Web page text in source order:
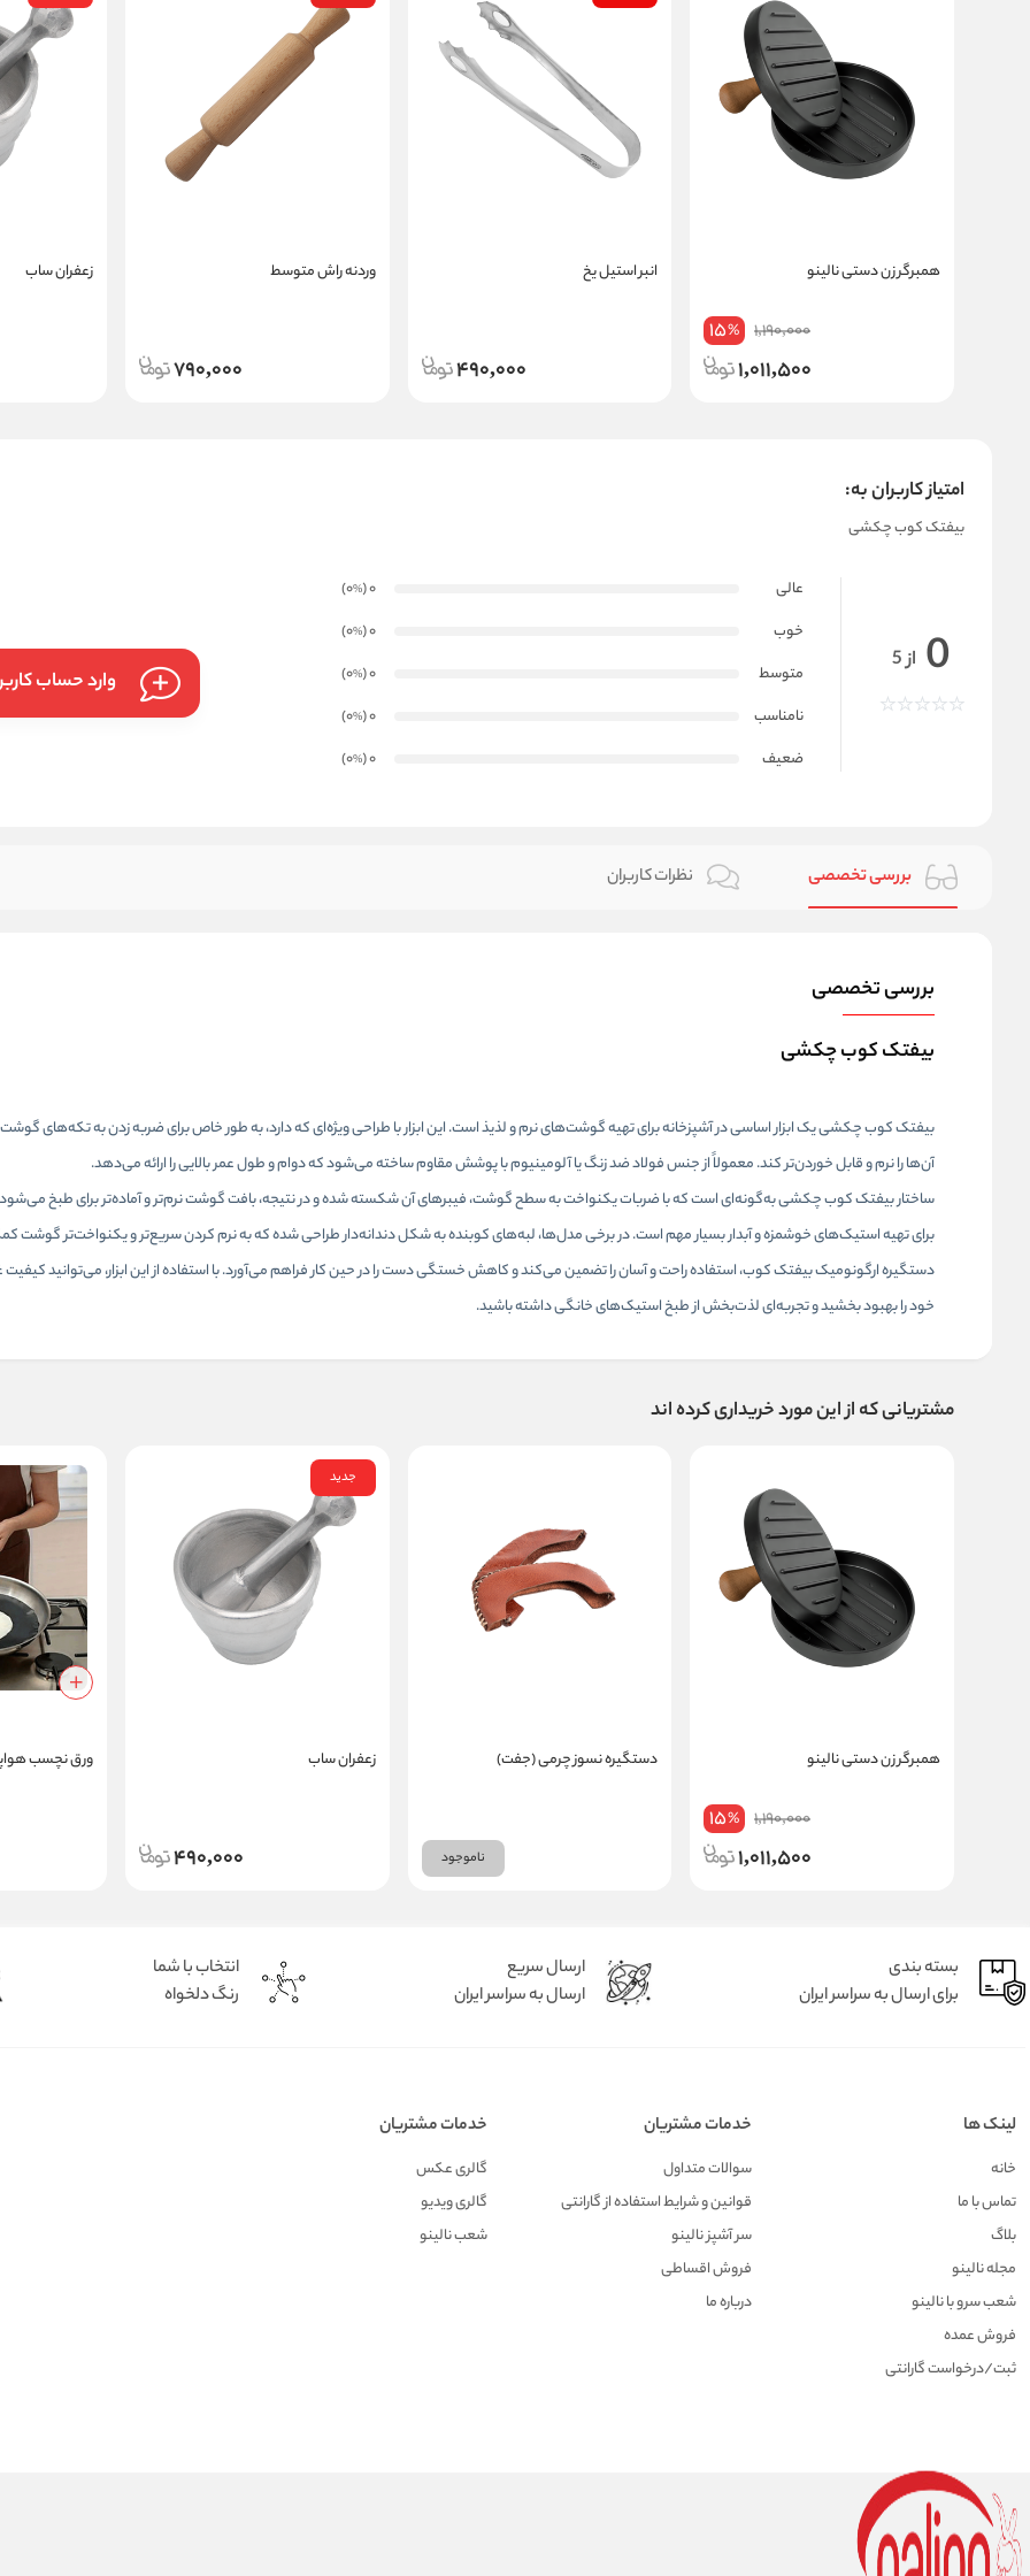
همبرگر زن دستی نالینو
1,190,000
15%
1,011,500
انبر استیل یخ
490,000
وردنه راش متوسط
790,000
زعفران ساب
امتیاز کاربران به:
بیفتک کوب چکشی
0 از 5
عالی 0
(0
%
)
خوب
0
(0
%
)
متوسط
0
(0
%
)
نامناسب
0
(0
%
)
ضعیف
0
(0
%
)
وارد حساب
بررسی تخصصی نظرات کاربران
بررسی تخصصی
بیفتک کوب چکشی
بیفتک کوب چکشی یک ابزار اساسی در آشپزخانه برای تهیه گوشت‌های نرم و لذیذ است. این ابزار با طراحی ویژه‌ای که دارد، به طور خاص برای ضربه زدن به تکه‌های
آن‌ها را نرم و قابل خوردن‌تر کند. معمولاً از جنس فولاد ضد زنگ یا آلومینیوم با پوشش مقاوم ساخته می‌شود که دوام و طول عمر بالایی را ارائه می‌دهد.
ساختار بیفتک کوب چکشی به‌گونه‌ای است که با ضربات یکنواخت به سطح گوشت، فیبرهای آن شکسته شده و در نتیجه، بافت گوشت نرم‌تر و آماده‌تر برای طبخ می‌شود.
برای تهیه استیک‌های خوشمزه و آبدار بسیار مهم است. در برخی مدل‌ها، لبه‌های کوبنده به شکل دندانه‌دار طراحی شده که به نرم کردن سریع‌تر و یکنواخت‌تر گوشت
دستگیره ارگونومیک بیفتک کوب، استفاده راحت و آسان را تضمین می‌کند و کاهش خستگی دست را در حین کار فراهم می‌آورد. با استفاده از این ابزار، می‌توانید
خود را بهبود بخشید و تجربه‌ای لذت‌بخش از طبخ استیک‌های خانگی داشته باشید.
مشتریانی که از این مورد خریداری کرده اند
همبرگر زن دستی نالینو
1,190,000
15%
1,011,500
دستگیره نسوز چرمی (جفت)
ناموجود
جدید
زعفران ساب
490,000
ورق نچسب
بسته بندی
برای ارسال به سراسر ایران
ارسال سریع
ارسال به سراسر ایران
انتخاب با شما
رنگ دلخواه
لینک ها
خانه
تماس با ما
بلاگ
مجله نالینو
شعب سرو با نالینو
فروش عمده
ثبت/درخواست گارانتی
خدمات مشتریان
سوالات متداول
قوانین و شرایط استفاده از گارانتی
سر آشپز نالینو
فروش اقساطی
درباره ما
خدمات مشتریان
گالری عکس
گالری ویدیو
شعب نالینو